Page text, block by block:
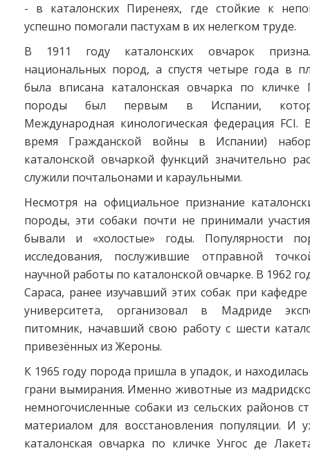
- в каталонских Пиренеях, где стойкие к
успешно помогали пастухам в их нелегком труде.
В 1911 году каталонских овчарок
национальных пород, а спустя четыре года в
была вписана каталонская овчарка по кличке
породы был первым в Испании,
Международная кинологическая федерация
время Гражданской войны в Испании)
каталонской овчаркой функций значительно
служили почтальонами и караульными.
Несмотря на официальное признание
породы, эти собаки почти не принимали
бывали и «холостые» годы. Популярности
исследования, послужившие отправной
научной работы по каталонской овчарке. В 1962
Сараса, ранее изучавший этих собак при
университета, организовал в Мадриде
питомник, начавший свою работу с шести
привезённых из Жероны.
К 1965 году порода пришла в упадок, и
грани вымирания. Именно животные из
немногочисленные собаки из сельских районов
материалом для восстановления популяции. И
каталонская овчарка по кличке Унгос де